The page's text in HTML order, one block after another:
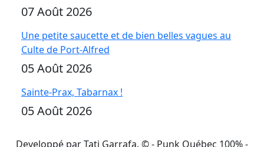
07 Août 2026
Une petite saucette et de bien belles vagues au
Culte de Port-Alfred
05 Août 2026
Sainte-Prax, Tabarnax !
05 Août 2026
Developpé par Tati Garrafa. ©- Punk Québec 100% -